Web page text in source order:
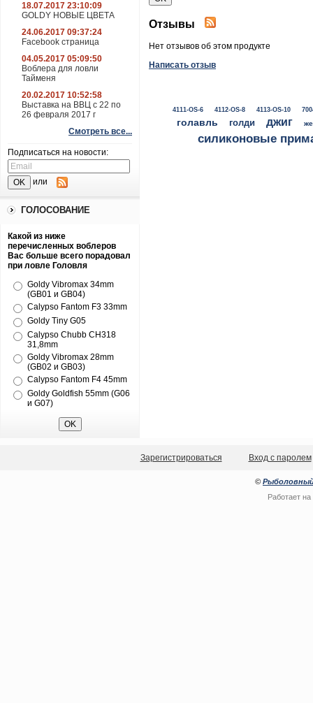
18.07.2017 23:10:09
GOLDY НОВЫЕ ЦВЕТА
24.06.2017 09:37:24
Facebook страница
04.05.2017 05:09:50
Воблера для ловли
Тайменя
20.02.2017 10:52:58
Выставка на ВВЦ с 22 по
26 февраля 2017 г
Смотреть все...
Подписаться на новости:
или
ГОЛОСОВАНИЕ
Какой из ниже
перечисленных воблеров
Вас больше всего порадовал
при ловле Головля
Goldy Vibromax 34mm
(GB01 и GB04)
Calypso Fantom F3 33mm
Goldy Tiny G05
Calypso Chubb CH318
31,8mm
Goldy Vibromax 28mm
(GB02 и GB03)
Calypso Fantom F4 45mm
Goldy Goldfish 55mm (G06
и G07)
Отзывы
Нет отзывов об этом продукте
Написать отзыв
4111-OS-6 4112-OS-8 4113-OS-10
голавль голди джиг
силиконовые
Зарегистрироваться Вход с паролем
© Рыболовный
Работает